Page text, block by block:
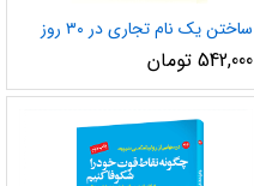
ساختن یک نام تجاری در ۳۰ روز
542,000 تومان